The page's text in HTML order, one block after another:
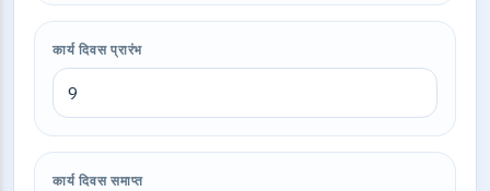
कार्य दिवस प्रारंभ
कार्य दिवस समाप्त